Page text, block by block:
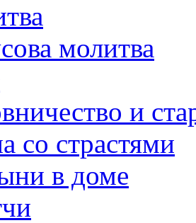
молитва
и
со страстями
в доме